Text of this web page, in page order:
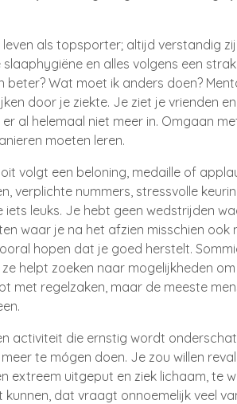
leven als topsporter; altijd verstandig
slaaphygiëne en alles volgens een
beter? Wat moet ik anders doen?
door je ziekte. Je ziet je vrienden en
er al helemaal niet meer in. Omgaan
moeten leren.
volgt een beloning , medaille of
, verplichte nummers , stressvolle
iets leuks. Je hebt geen wedstrijden
waar je na het afzien misschien ook
hopen dat je goed herstelt.
ze helpt zoeken naar mogelijkheden
met regelzaken , maar de meeste
.
activiteit die ernstig wordt onderschat
meer te mógen doen. Je zou willen
extreem uitgeput en ziek lichaam , te
kunnen , dat vraagt onnoemelijk veel